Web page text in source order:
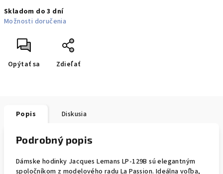
cena:
Skladom do 3 dní
Možnosti doručenia
Opýtať sa Zdieľať
Popis Diskusia
Podrobný popis
Dámske hodinky Jacques Lemans LP-129B sú elegantným
spoločníkom z modelového radu La Passion. Ideálna voľba,